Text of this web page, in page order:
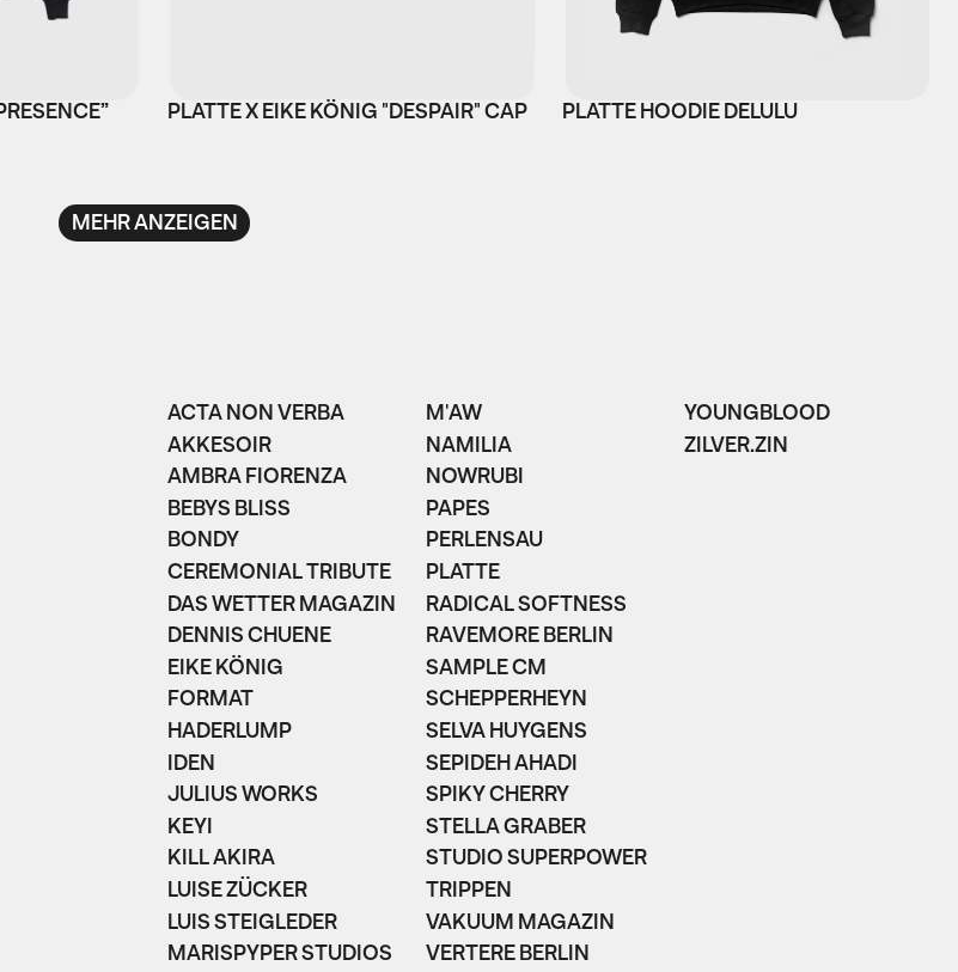
PLATTE X EIKE KÖNIG "DESPAIR" CAP PLATTE HOODIE DELULU
MEHR ANZEIGEN
ACTA NON VERBA
AKKESOIR
AMBRA FIORENZA
BEBYS BLISS
BONDY
CEREMONIAL TRIBUTE
DAS WETTER MAGAZIN
DENNIS CHUENE
EIKE KÖNIG
FORMAT
HADERLUMP
IDEN
JULIUS WORKS
KEYI
KILL AKIRA
LUISE ZÜCKER
LUIS STEIGLEDER
MARISPYPER STUDIOS
M'AW
NAMILIA
NOWRUBI
PAPES
PERLENSAU
PLATTE
RADICAL SOFTNESS
RAVEMORE BERLIN
SAMPLE CM
SCHEPPERHEYN
SELVA HUYGENS
SEPIDEH AHADI
SPIKY CHERRY
STELLA GRABER
STUDIO SUPERPOWER
TRIPPEN
VAKUUM MAGAZIN
VERTERE BERLIN
YOUNGBLOOD
ZILVER.ZIN